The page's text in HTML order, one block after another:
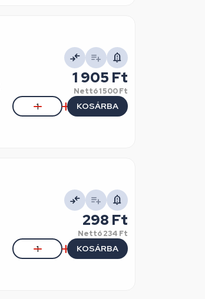
1 905 Ft
Nettó1 500 Ft
KOSÁRBA
298 Ft
Nettó234 Ft
KOSÁRBA